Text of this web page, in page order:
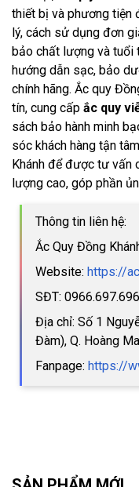
thiết bị và phương tiện
lý, cách sử dụng đơn
bảo chất lượng và tuổi
hướng dẫn sạc, bảo
chính hãng. Ắc quy
tín, cung cấp ắc quy
sách bảo hành minh
sóc khách hàng tận
Khánh để được tư vấn
lượng cao, góp phần
Thông tin liên hệ:
Ắc Quy Đồng
Website: https://
SĐT: 0966.697.696
Địa chỉ: Số 1
Đàm), Q. Hoàng
Fanpage: https://